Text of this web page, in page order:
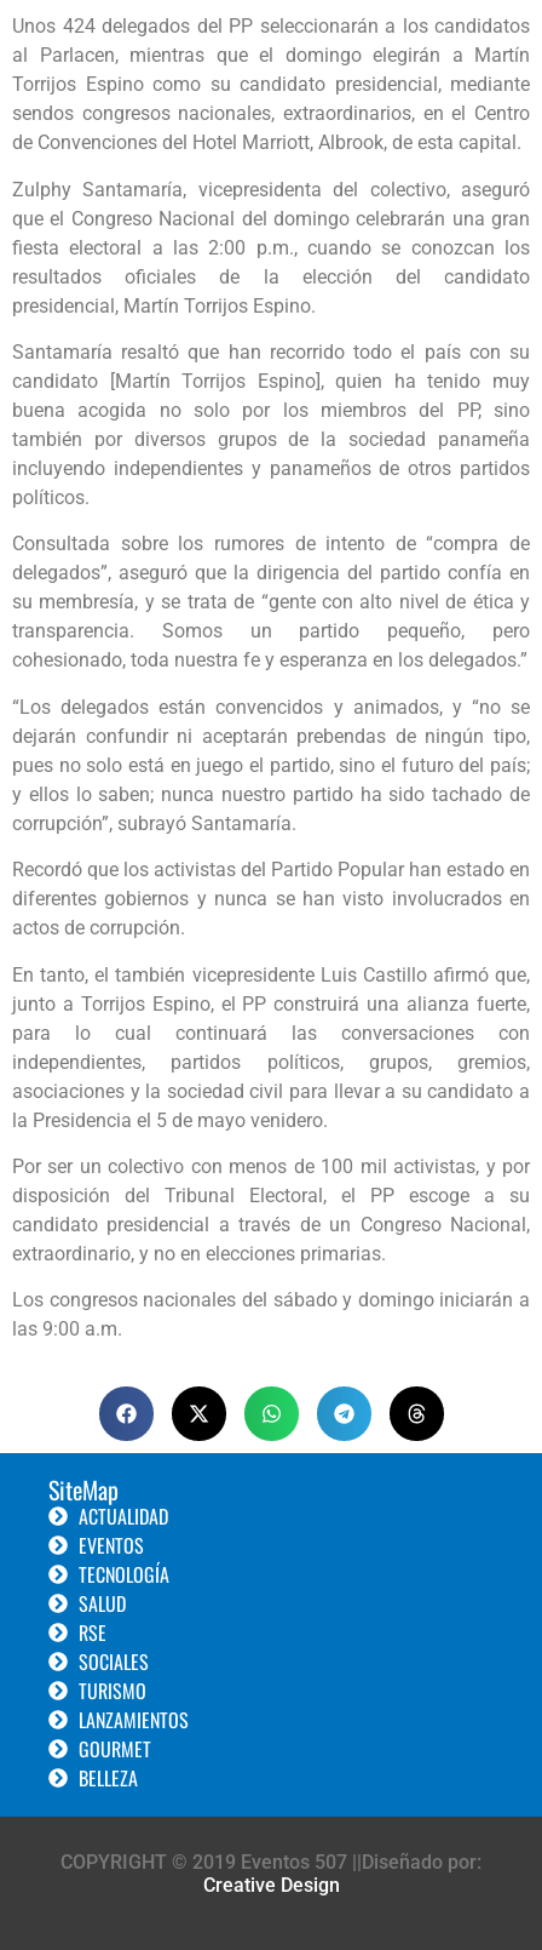
Unos 424 delegados del PP seleccionarán a los candidatos
al Parlacen, mientras que el domingo elegirán a Martín
Torrijos Espino como su candidato presidencial, mediante
sendos congresos nacionales, extraordinarios, en el Centro
de Convenciones del Hotel Marriott, Albrook, de esta capital.
Zulphy Santamaría, vicepresidenta del colectivo, aseguró
que el Congreso Nacional del domingo celebrarán una gran
fiesta electoral a las 2:00 p.m., cuando se conozcan los
resultados oficiales de la elección del candidato
presidencial, Martín Torrijos Espino.
Santamaría resaltó que han recorrido todo el país con su
candidato [Martín Torrijos Espino], quien ha tenido muy
buena acogida no solo por los miembros del PP, sino
también por diversos grupos de la sociedad panameña
incluyendo independientes y panameños de otros partidos
políticos.
Consultada sobre los rumores de intento de “compra de
delegados”, aseguró que la dirigencia del partido confía en
su membresía, y se trata de “gente con alto nivel de ética y
transparencia. Somos un partido pequeño, pero
cohesionado, toda nuestra fe y esperanza en los delegados.”
“Los delegados están convencidos y animados, y “no se
dejarán confundir ni aceptarán prebendas de ningún tipo,
pues no solo está en juego el partido, sino el futuro del país;
y ellos lo saben; nunca nuestro partido ha sido tachado de
corrupción”, subrayó Santamaría.
Recordó que los activistas del Partido Popular han estado en
diferentes gobiernos y nunca se han visto involucrados en
actos de corrupción.
En tanto, el también vicepresidente Luis Castillo afirmó que,
junto a Torrijos Espino, el PP construirá una alianza fuerte,
para lo cual continuará las conversaciones con
independientes, partidos políticos, grupos, gremios,
asociaciones y la sociedad civil para llevar a su candidato a
la Presidencia el 5 de mayo venidero.
Por ser un colectivo con menos de 100 mil activistas, y por
disposición del Tribunal Electoral, el PP escoge a su
candidato presidencial a través de un Congreso Nacional,
extraordinario, y no en elecciones primarias.
Los congresos nacionales del sábado y domingo iniciarán a
las 9:00 a.m.
SiteMap
ACTUALIDAD
EVENTOS
TECNOLOGÍA
SALUD
RSE
SOCIALES
TURISMO
LANZAMIENTOS
GOURMET
BELLEZA
COPYRIGHT © 2019 Eventos 507 ||Diseñado por:
Creative Design